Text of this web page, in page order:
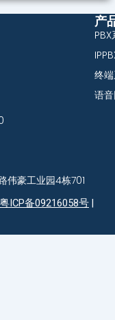
伟豪工业园4栋701
产
终
语
粤ICP备09216058号 |